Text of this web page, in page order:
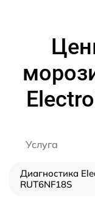
Услуга
Диагностика
RUT6NF18S